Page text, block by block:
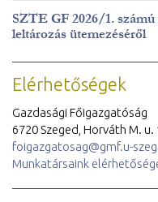
SZTE GF 2026/1.
leltározás ütemezéséről
Elérhetőségek
Gazdasági Főigazgatóság
6720 Szeged, Horváth M. u.
foigazgatosag@gmf.u-
Munkatársaink